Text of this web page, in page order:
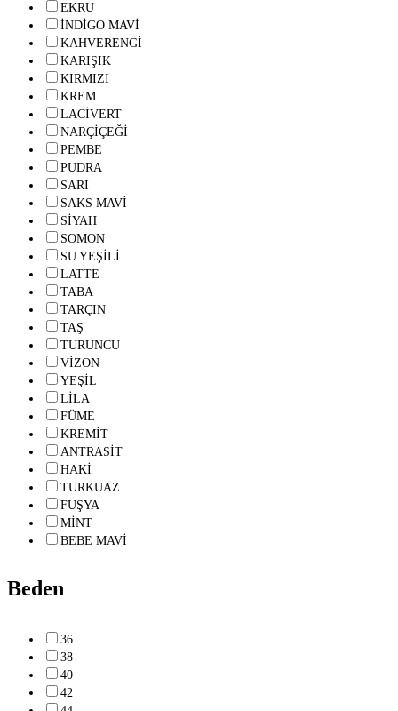
EKRU
İNDİGO MAVİ
KAHVERENGİ
KARIŞIK
KIRMIZI
KREM
LACİVERT
NARÇİÇEĞİ
PEMBE
PUDRA
SARI
SAKS MAVİ
SİYAH
SOMON
SU YEŞİLİ
LATTE
TABA
TARÇIN
TAŞ
TURUNCU
VİZON
YEŞİL
LİLA
FÜME
KREMİT
ANTRASİT
HAKİ
TURKUAZ
FUŞYA
MİNT
BEBE MAVİ
Beden
36
38
40
42